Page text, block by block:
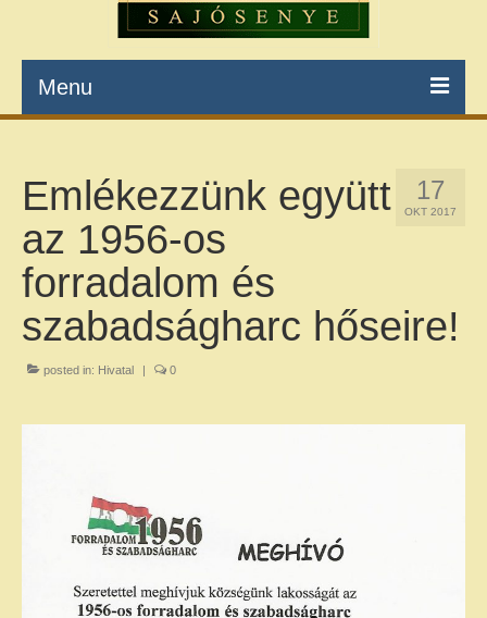
Menu
Földrajzi jellemzők
Települési adatok
Településtörténet
KÖZIGAZGATÁS
Sajósenye község Önkormányzata
Közérdekű adatok – Szervezeti,
személyzeti adatok
működésre vonatkozó adatok
17
OKT 2017
Emlékezzünk együtt
az 1956-os
forradalom és
szabadságharc hőseire!
posted in: Hivatal | 0